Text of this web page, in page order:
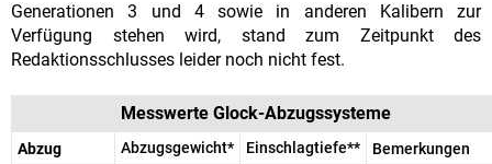
Generationen 3 und 4 sowie in anderen Kalibern zur
Verfügung stehen wird, stand zum Zeitpunkt des
Redaktionsschlusses leider noch nicht fest.
Messwerte Glock-Abzugssysteme
Abzug Abzugsgewicht* Einschlagtiefe**
Bemerkungen